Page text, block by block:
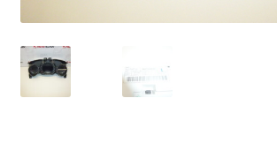
Правила и условия